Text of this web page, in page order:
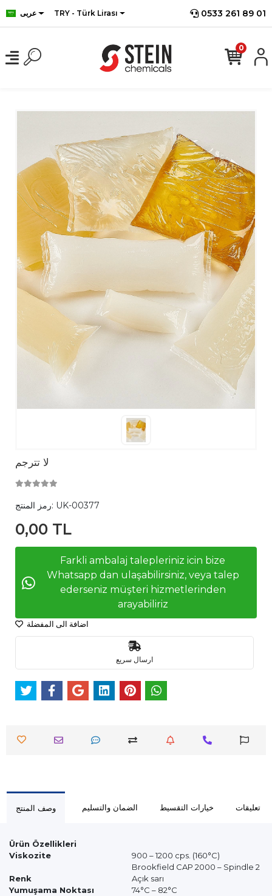
عربى TRY - Türk Lirası 0533 261 89 01
0
لا تترجم
رمز المنتج: UK-00377
0,00 TL
Farkli ambalaj talepleriniz icin bize
Whatsapp dan ulaşabilirsiniz, veya talep
ederseniz müşteri hizmetlerinden
arayabiliriz
اضافة الى المفضلة
ارسال سريع
وصف المنتج الضمان والتسليم خيارات التقسيط تعليقات
Ürün Özellikleri
Viskozite
900 – 1200 cps. (160°C)
Brookfield CAP 2000 – Spindle 2
Renk
Açık sarı
Yumuşama Noktası
74°C – 82°C